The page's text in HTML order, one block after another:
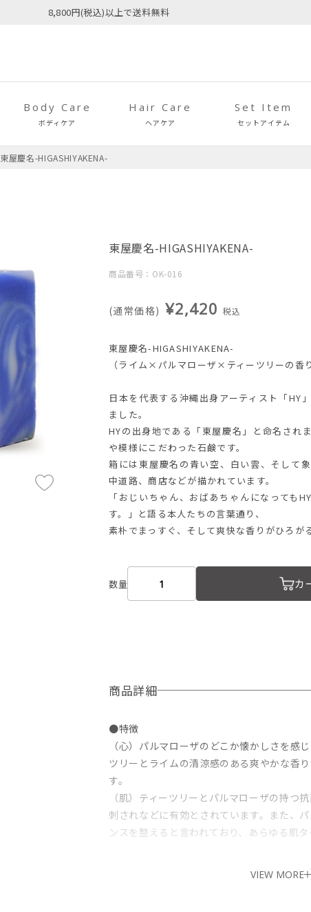
8,800円(税込)以上で送料無料
Body Care
ボディケア
Hair Care
ヘアケア
Set Item
セットアイテム
東屋慶名-HIGASHIYAKENA-
東屋慶名-HIGASHIYAKENA-
商品番号：OK-016
(通常価格) ¥2,420税込
東屋慶名-HIGASHIYAKENA-
（ライム×パルマローザ×ティーツリーの香り
日本を代表する沖縄出身アーティスト「HY
ました。
HYの出身地である「東屋慶名」と命名され
や模様にこだわった石鹸です。
箱には東屋慶名の青い空、白い雲、そして
中道路、商店などが描かれています。
「おじいちゃん、おばあちゃんになっても
す。」と語る本人たちの言葉通り、
素朴でまっすぐ、そして爽快な香りがひろが
数量 カ
商品詳細
●特徴
（心）パルマローザのどこか懐かしさを感
ツリーとライムの清涼感のある爽やかな香
す。
（肌）ティーツリーとパルマローザの持つ
刺されなどに有効とされています。また、
ンスを整えると言われており、あらゆる肌タ
VIEW MORE